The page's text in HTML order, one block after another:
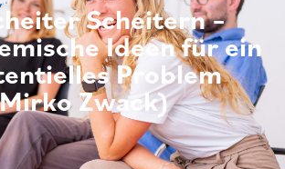
Scheitern –
Ideen für ein
Problem
Zwack)